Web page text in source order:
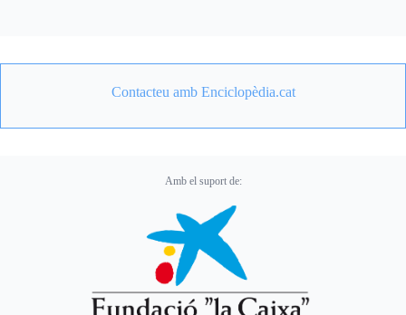
Contacteu amb Enciclopèdia.cat
Amb el suport de: